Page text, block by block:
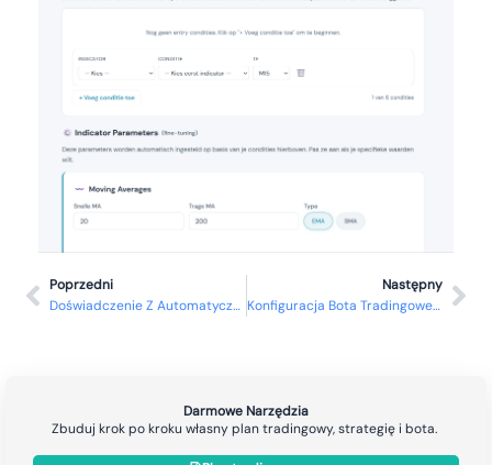
Poprzedni
Doświadczenie Z Automatycznym Tradingiem
Następny
Konfiguracja Bota Tradingowego
Darmowe Narzędzia
Zbuduj krok po kroku własny plan tradingowy, strategię i bota.